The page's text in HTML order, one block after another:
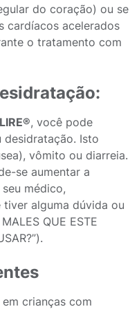
do coração) ou se
cardíacos acelerados
o tratamento com
, você pode
Isto
vômito ou diarreia.
se aumentar a
médico,
alguma dúvida ou
QUE ESTE
crianças com